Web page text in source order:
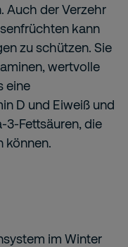
Auch der Verzehr
kann
zu schützen. Sie
wertvolle
eine
D und Eiweiß und
Fettsäuren, die
können.
im Winter